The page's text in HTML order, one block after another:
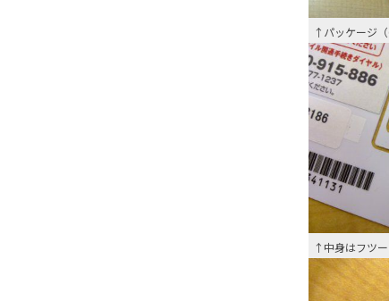
↑パッケージ（
↑中身はフツー